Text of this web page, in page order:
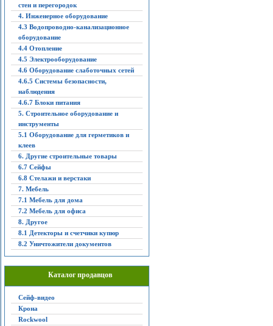
стен и перегородок
4. Инженерное оборудование
4.3 Водопроводно-канализационное
оборудование
4.4 Отопление
4.5 Электрооборудование
4.6 Оборудование слаботочных сетей
4.6.5 Системы безопасности,
наблюдения
4.6.7 Блоки питания
5. Строительное оборудование и
инструменты
5.1 Оборудование для герметиков и
клеев
6. Другие строительные товары
6.7 Сейфы
6.8 Стелажи и верстаки
7. Мебель
7.1 Мебель для дома
7.2 Мебель для офиса
8. Другое
8.1 Детекторы и счетчики купюр
8.2 Уничтожители документов
Каталог продавцов
Сейф-видео
Крона
Rockwool